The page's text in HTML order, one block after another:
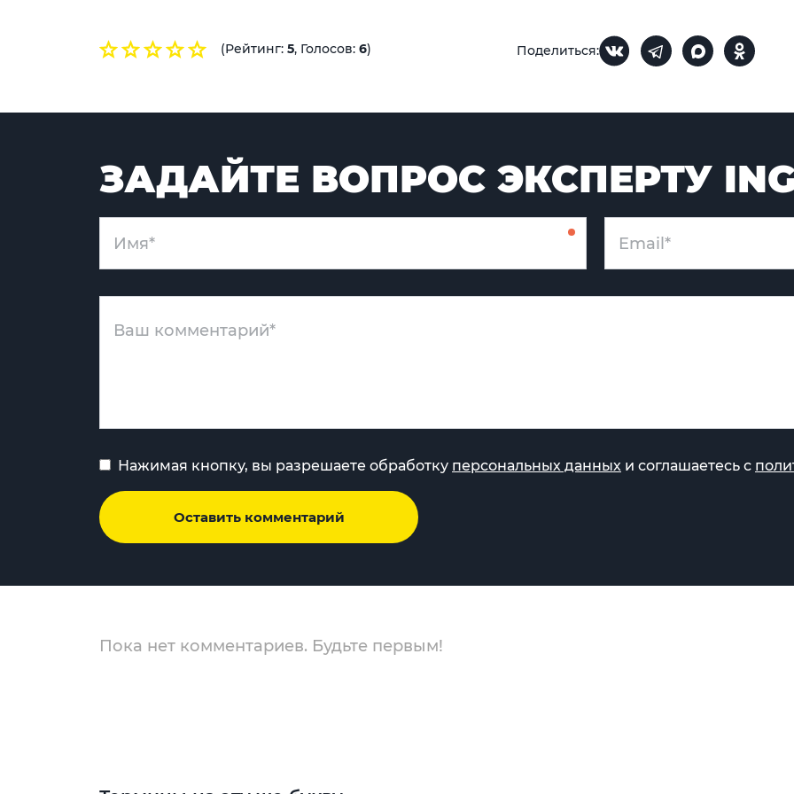
(Рейтинг: 5, Голосов: 6) Поделиться:
ЗАДАЙТЕ ВОПРОС ЭКСПЕРТУ
Нажимая кнопку, вы разрешаете обработку персональных данных и соглашаетесь с
Оставить комментарий
Пока нет комментариев. Будьте первым!